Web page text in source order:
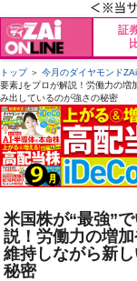
証
トップ＞ 今月のダイヤモンドZAi
要素｣をプロが解説！労働力の増
み出しているのが強さの秘密
米国株が“最強”
説！労働力の増
維持しながら新
秘密